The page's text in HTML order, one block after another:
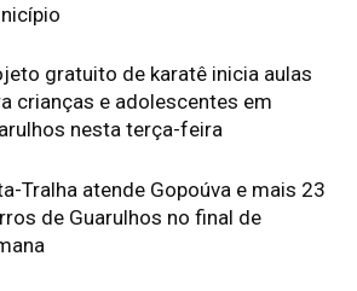
gratuito de karatê inicia aulas
crianças e adolescentes em
nesta terça-feira
Tralha atende Gopoúva e mais 23
de Guarulhos no final de